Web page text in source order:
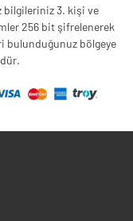
bilgileriniz 3. kişi ve
256 bit şifrelenerek
bulunduğunuz bölgeye